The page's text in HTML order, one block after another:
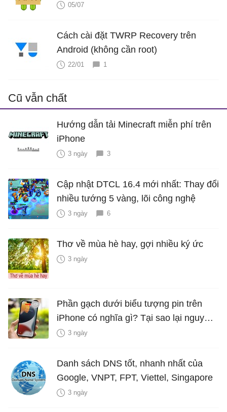
05/07
Cách cài đặt TWRP Recovery trên
Android (không cần root)
22/01 1
Cũ vẫn chất
Hướng dẫn tải Minecraft miễn phí trên
iPhone
3 ngày 3
Cập nhật DTCL 16.4 mới nhất: Thay đổi
nhiều tướng 5 vàng, lõi công nghệ
3 ngày 6
Thơ về mùa hè hay, gợi nhiều ký ức
3 ngày
Phần gạch dưới biểu tượng pin trên
iPhone có nghĩa gì? Tại sao lại nguy
hiểm?
3 ngày
Danh sách DNS tốt, nhanh nhất của
Google, VNPT, FPT, Viettel, Singapore
3 ngày